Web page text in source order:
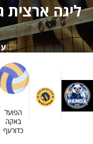
ליגה ארצית
הפועל
באקה
כדורעף